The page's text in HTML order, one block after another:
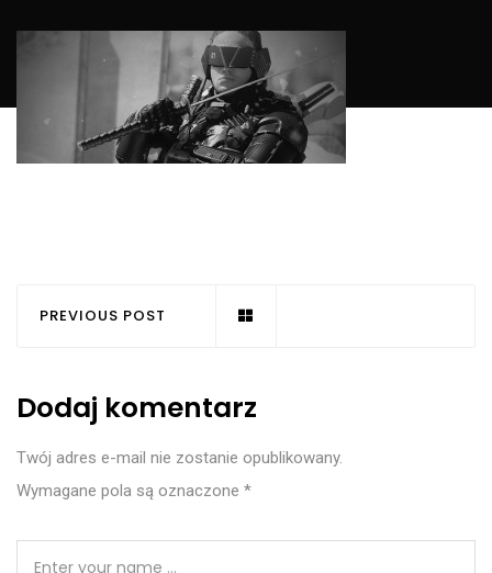
PREVIOUS POST
Dodaj komentarz
Twój adres e-mail nie zostanie opublikowany.
Wymagane pola są oznaczone *